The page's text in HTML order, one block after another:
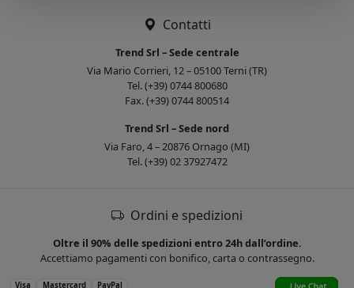
Contatti
Trend Srl – Sede centrale
Via Mario Corrieri, 12 – 05100 Terni (TR)
Tel. (+39) 0744 800680
Fax. (+39) 0744 800514
Trend Srl – Sede nord
Via Faro, 4 – 20876 Ornago (MI)
Tel. (+39) 02 37927472
Ordini e spedizioni
Oltre il 90% delle spedizioni entro 24h dall’ordine.
Accettiamo pagamenti con bonifico, carta o contrassegno.
Visa Mastercard PayPal